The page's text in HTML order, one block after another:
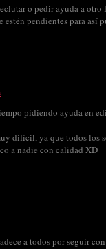
o pedir ayuda a otro
pendientes para así
pidiendo ayuda en
difícil, ya que todos los
a nadie con calidad XD
a todos por seguir